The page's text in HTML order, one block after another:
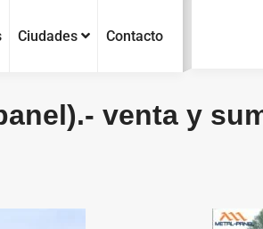
Ciudades Contacto
venta y